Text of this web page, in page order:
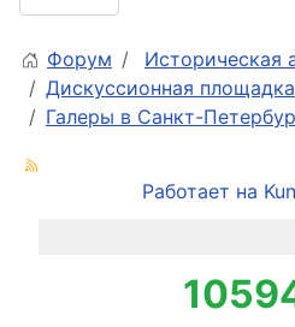
Форум
Историческая
Дискуссионная площадка
Галеры в Санкт-
Работает на